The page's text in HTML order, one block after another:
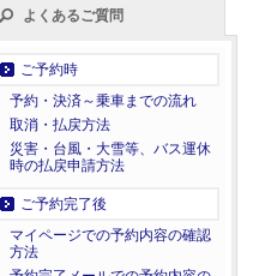
よくあるご質問
ご予約時
予約・決済～乗車までの流れ
取消・払戻方法
災害・台風・大雪等、バス運休
時の払戻申請方法
ご予約完了後
マイページでの予約内容の確認
方法